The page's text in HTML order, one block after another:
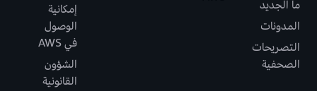
ما الجديد
المدونات
التصريحات
الصحفية
إمكانية
الوصول
في AWS
الشؤون
القانونية